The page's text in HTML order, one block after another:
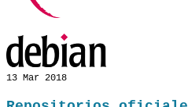
13 Mar 2018